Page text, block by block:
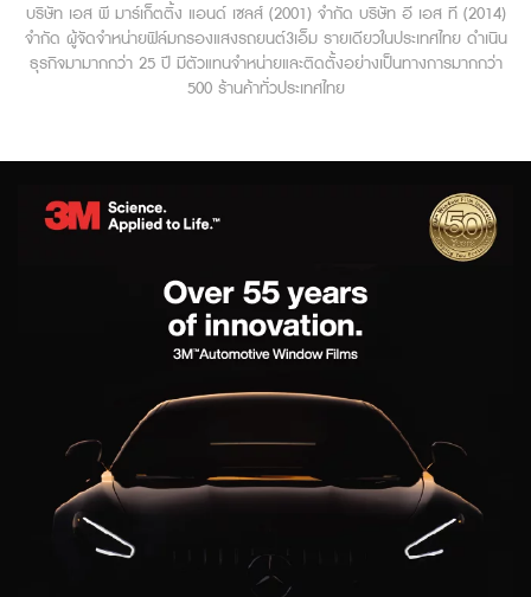
บริษัท เอส พี มาร์เก็ตติ้ง แอนด์ เซลส์ (2001) จำกัด บริษัท อี เอส ที (2014)
จำกัด ผู้จัดจำหน่ายฟิล์มกรองแสงรถยนต์3เอ็ม รายเดียวในประเทศไทย ดำเนิน
ธุรกิจมามากกว่า 25 ปี มีตัวแทนจำหน่ายและติดตั้งอย่างเป็นทางการมากกว่า
500 ร้านค้าทั่วประเทศไทย